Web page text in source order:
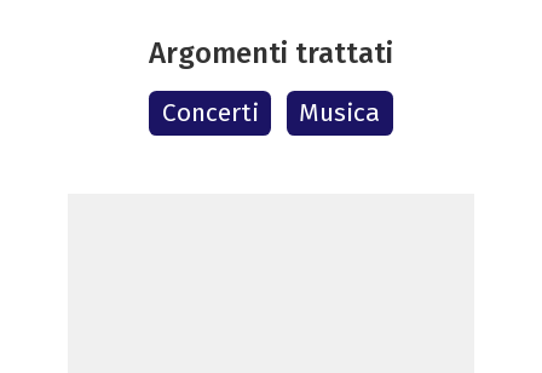
Argomenti trattati
Concerti Musica